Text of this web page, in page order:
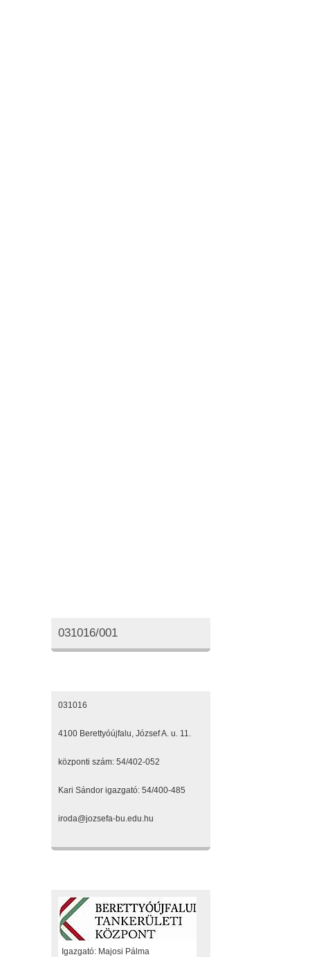
031016/001
031016
4100 Berettyóújfalu, József A. u. 11.
központi szám: 54/402-052
Kari Sándor igazgató: 54/400-485
iroda@jozsefa-bu.edu.hu
Igazgató: Majosi Pálma